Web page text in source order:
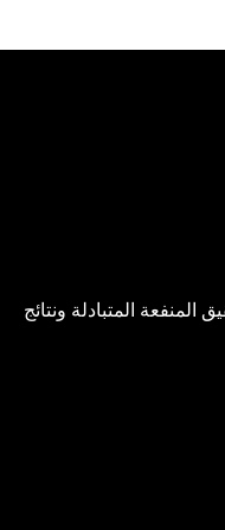
المتبادلة ونتائج